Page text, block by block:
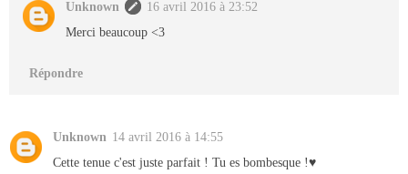
Unknown
16 avril 2016 à 23:52
Merci beaucoup <3
Répondre
Unknown 14 avril 2016 à 14:55
Cette tenue c'est juste parfait ! Tu es bombesque !♥